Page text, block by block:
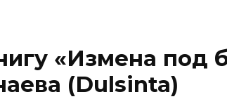
«Измена под
(Dulsinta)